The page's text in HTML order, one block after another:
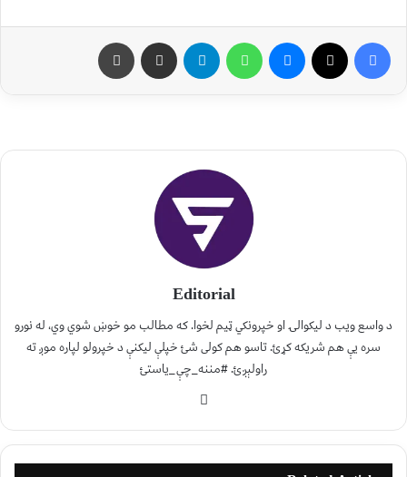
Editorial
د واسع ویب د لیکوالۍ او خپرونکي ټیم لخوا. که مطالب مو خوښ شوي وي، له نورو
سره یې هم شریکه کړئ. تاسو هم کولی شئ خپلې لیکنې د خپرولو لپاره موږ ته
راولېږئ. #مننه_چې_یاستئ